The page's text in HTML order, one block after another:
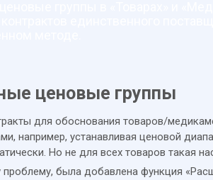
ценовые группы
для обоснования товаров/
например, устанавливая ценовой
Но не для всех товаров такая
проблему, была добавлена функция